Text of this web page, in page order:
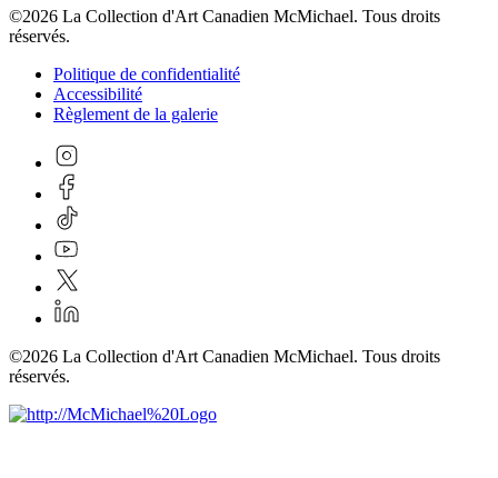
©2026 La Collection d'Art Canadien McMichael. Tous droits
réservés.
Politique de confidentialité
Accessibilité
Règlement de la galerie
©2026 La Collection d'Art Canadien McMichael. Tous droits
réservés.